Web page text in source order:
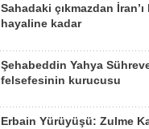
Sahadaki çıkmazdan
hayaline kadar
Şehabeddin Yahya
felsefesinin kurucusu
Erbain Yürüyüşü: Zulme